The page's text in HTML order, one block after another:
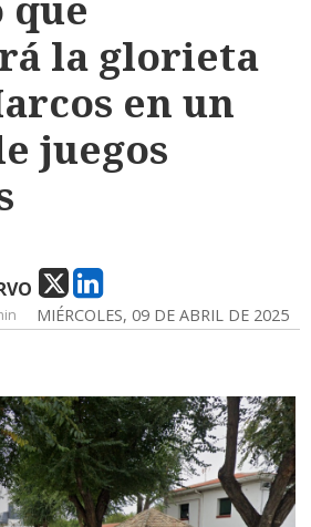
la glorieta
en un
juegos
MIÉRCOLES, 09 DE ABRIL DE 2025